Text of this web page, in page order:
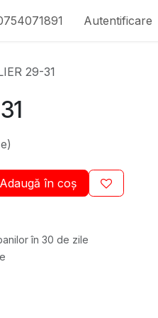
PieseAutentificare
29-31
în coș
în 30 de zile